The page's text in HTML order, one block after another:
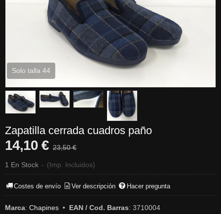
Solo talla 44
Zapatilla cerrada cuadros paño
14,10 € 23,50 €
1 En Stock - (Imp. Incluidos)
Costes de envío Ver descripción Hacer pregunta
Marca: Chapines • EAN / Cod. Barras: 3710004